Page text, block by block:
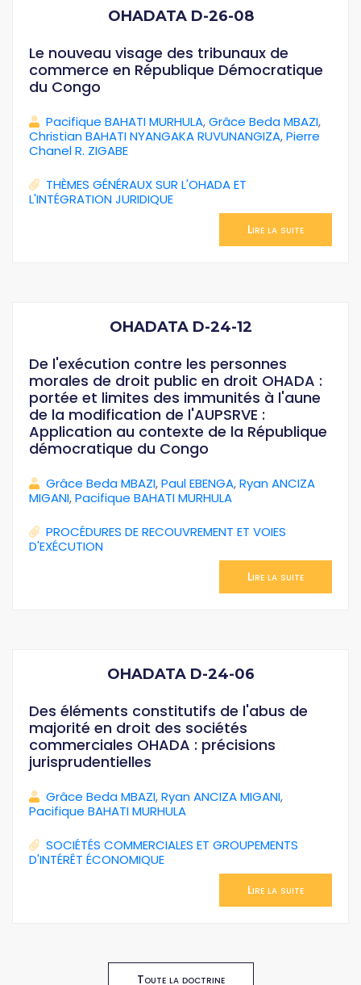
OHADATA D-26-08
Le nouveau visage des tribunaux de
commerce en République Démocratique
du Congo
Pacifique BAHATI MURHULA,Grâce Beda MBAZI,
Christian BAHATI NYANGAKA RUVUNANGIZA,Pierre
Chanel R. ZIGABE
THÈMES GÉNÉRAUX SUR L'OHADA ET
L'INTÉGRATION JURIDIQUE
Lire la suite
OHADATA D-24-12
De l'exécution contre les personnes
morales de droit public en droit OHADA :
portée et limites des immunités à l'aune
de la modification de l'AUPSRVE :
Application au contexte de la République
démocratique du Congo
Grâce Beda MBAZI,Paul EBENGA,Ryan ANCIZA
MIGANI,Pacifique BAHATI MURHULA
PROCÉDURES DE RECOUVREMENT ET VOIES
D'EXÉCUTION
Lire la suite
OHADATA D-24-06
Des éléments constitutifs de l'abus de
majorité en droit des sociétés
commerciales OHADA : précisions
jurisprudentielles
Grâce Beda MBAZI,Ryan ANCIZA MIGANI,
Pacifique BAHATI MURHULA
SOCIÉTÉS COMMERCIALES ET GROUPEMENTS
D'INTÉRÊT ÉCONOMIQUE
Lire la suite
Toute la doctrine